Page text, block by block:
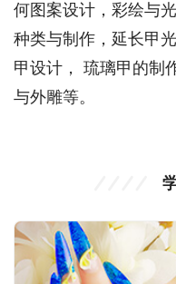
何图案设计，彩绘与
种类与制作，延长甲
甲设计， 琉璃甲的制
与外雕等。